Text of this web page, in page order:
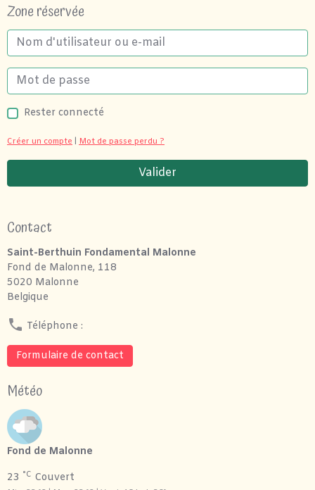
Zone réservée
Rester connecté
Créer un compte | Mot de passe perdu ?
Valider
Contact
Saint-Berthuin Fondamental Malonne
Fond de Malonne, 118
5020 Malonne
Belgique
Téléphone :
Formulaire de contact
Météo
Fond de Malonne
23 °C Couvert